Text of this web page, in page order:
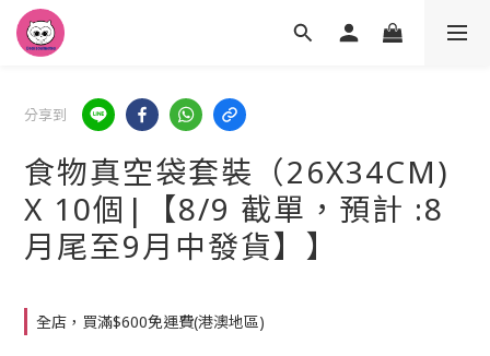
分享到
食物真空袋套裝（26X34CM)
X 10個|【8/9 截單，預計 :8
月尾至9月中發貨】】
全店，買滿$600免運費(港澳地區)